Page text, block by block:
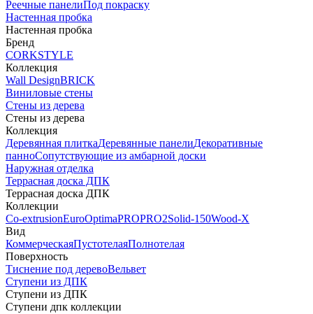
Реечные панелиПод покраску
Настенная пробка
Настенная пробка
Бренд
CORKSTYLE
Коллекция
Wall DesignBRICK
Виниловые стены
Стены из дерева
Стены из дерева
Коллекция
Деревянная плиткаДеревянные панелиДекоративные
панноСопутствующие из амбарной доски
Наружная отделка
Террасная доска ДПК
Террасная доска ДПК
Коллекции
Co-extrusionEuroOptimaPROPRO2Solid-150Wood-X
Вид
КоммерческаяПустотелаяПолнотелая
Поверхность
Тиснение под деревоВельвет
Ступени из ДПК
Ступени из ДПК
Ступени дпк коллекции